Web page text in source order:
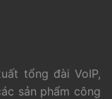
tổng đài VoIP,
sản phẩm công